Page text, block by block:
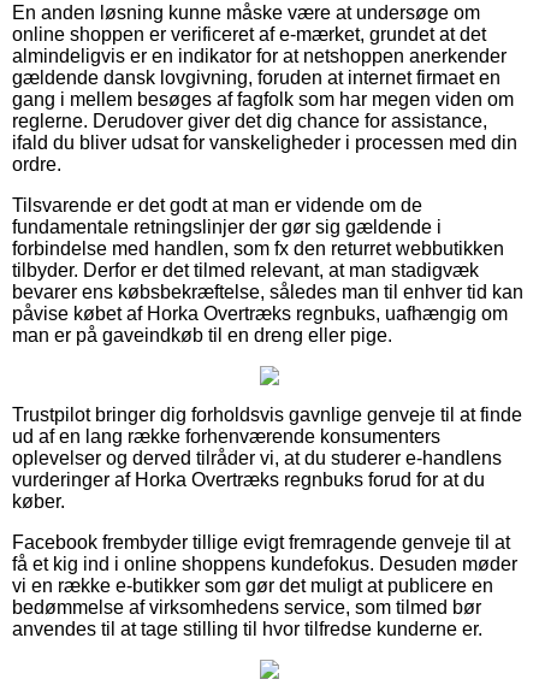
En anden løsning kunne måske være at undersøge om
online shoppen er verificeret af e-mærket, grundet at det
almindeligvis er en indikator for at netshoppen anerkender
gældende dansk lovgivning, foruden at internet firmaet en
gang i mellem besøges af fagfolk som har megen viden om
reglerne. Derudover giver det dig chance for assistance,
ifald du bliver udsat for vanskeligheder i processen med din
ordre.
Tilsvarende er det godt at man er vidende om de
fundamentale retningslinjer der gør sig gældende i
forbindelse med handlen, som fx den returret webbutikken
tilbyder. Derfor er det tilmed relevant, at man stadigvæk
bevarer ens købsbekræftelse, således man til enhver tid kan
påvise købet af Horka Overtræks regnbuks, uafhængig om
man er på gaveindkøb til en dreng eller pige.
Trustpilot bringer dig forholdsvis gavnlige genveje til at finde
ud af en lang række forhenværende konsumenters
oplevelser og derved tilråder vi, at du studerer e-handlens
vurderinger af Horka Overtræks regnbuks forud for at du
køber.
Facebook frembyder tillige evigt fremragende genveje til at
få et kig ind i online shoppens kundefokus. Desuden møder
vi en række e-butikker som gør det muligt at publicere en
bedømmelse af virksomhedens service, som tilmed bør
anvendes til at tage stilling til hvor tilfredse kunderne er.